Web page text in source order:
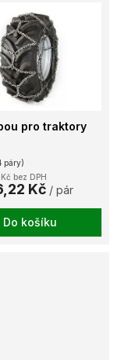
pro traktory
páry)
bez DPH
Kč / pár
Do košíku